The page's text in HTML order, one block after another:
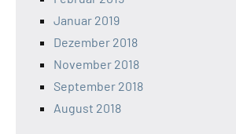
Januar 2019
Dezember 2018
November 2018
September 2018
August 2018